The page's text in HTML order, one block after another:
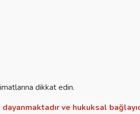
dikkat edin.
ve hukuksal